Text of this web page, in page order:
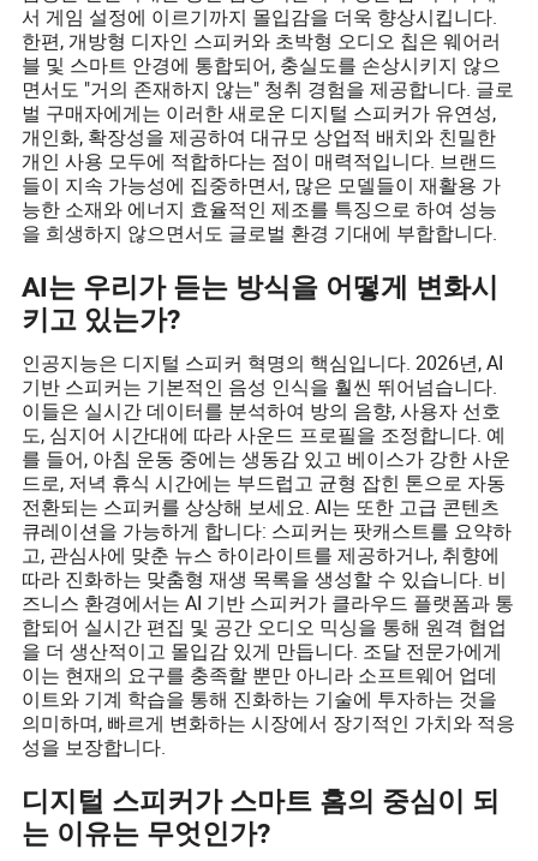
서 게임 설정에 이르기까지 몰입감을 더욱 향상시킵니다.
한편, 개방형 디자인 스피커와 초박형 오디오 칩은 웨어러
블 및 스마트 안경에 통합되어, 충실도를 손상시키지 않으
면서도 "거의 존재하지 않는" 청취 경험을 제공합니다. 글로
벌 구매자에게는 이러한 새로운 디지털 스피커가 유연성,
개인화, 확장성을 제공하여 대규모 상업적 배치와 친밀한
개인 사용 모두에 적합하다는 점이 매력적입니다. 브랜드
들이 지속 가능성에 집중하면서, 많은 모델들이 재활용 가
능한 소재와 에너지 효율적인 제조를 특징으로 하여 성능
을 희생하지 않으면서도 글로벌 환경 기대에 부합합니다.
AI는 우리가 듣는 방식을 어떻게 변화시
키고 있는가?
인공지능은 디지털 스피커 혁명의 핵심입니다. 2026년, AI
기반 스피커는 기본적인 음성 인식을 훨씬 뛰어넘습니다.
이들은 실시간 데이터를 분석하여 방의 음향, 사용자 선호
도, 심지어 시간대에 따라 사운드 프로필을 조정합니다. 예
를 들어, 아침 운동 중에는 생동감 있고 베이스가 강한 사운
드로, 저녁 휴식 시간에는 부드럽고 균형 잡힌 톤으로 자동
전환되는 스피커를 상상해 보세요. AI는 또한 고급 콘텐츠
큐레이션을 가능하게 합니다: 스피커는 팟캐스트를 요약하
고, 관심사에 맞춘 뉴스 하이라이트를 제공하거나, 취향에
따라 진화하는 맞춤형 재생 목록을 생성할 수 있습니다. 비
즈니스 환경에서는 AI 기반 스피커가 클라우드 플랫폼과 통
합되어 실시간 편집 및 공간 오디오 믹싱을 통해 원격 협업
을 더 생산적이고 몰입감 있게 만듭니다. 조달 전문가에게
이는 현재의 요구를 충족할 뿐만 아니라 소프트웨어 업데
이트와 기계 학습을 통해 진화하는 기술에 투자하는 것을
의미하며, 빠르게 변화하는 시장에서 장기적인 가치와 적응
성을 보장합니다.
디지털 스피커가 스마트 홈의 중심이 되
는 이유는 무엇인가?